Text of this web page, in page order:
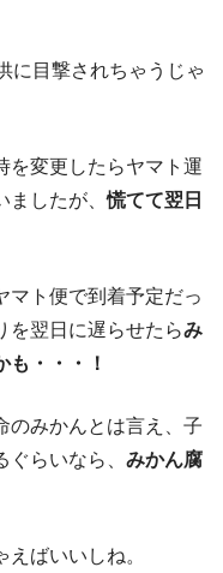
に目撃されちゃうじゃ
を変更したらヤマト運
ましたが、慌てて翌日
マト便で到着予定だっ
を翌日に遅らせたらみ
も・・・！
のみかんとは言え、子
らいなら、 みかん腐
ばいいしね。